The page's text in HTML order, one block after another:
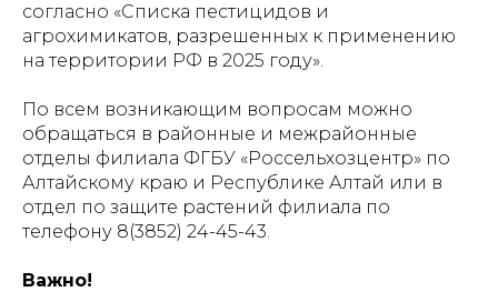
согласно «Списка пестицидов и
агрохимикатов, разрешенных к применению
на территории РФ в 2025 году».
По всем возникающим вопросам можно
обращаться в районные и межрайонные
отделы филиала ФГБУ «Россельхозцентр» по
Алтайскому краю и Республике Алтай или в
отдел по защите растений филиала по
телефону 8(3852) 24-45-43.
Важно!